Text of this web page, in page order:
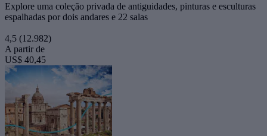
Explore uma coleção privada de antiguidades, pinturas e esculturas
espalhadas por dois andares e 22 salas
4,5 (12.982)
A partir de
US$ 40,45